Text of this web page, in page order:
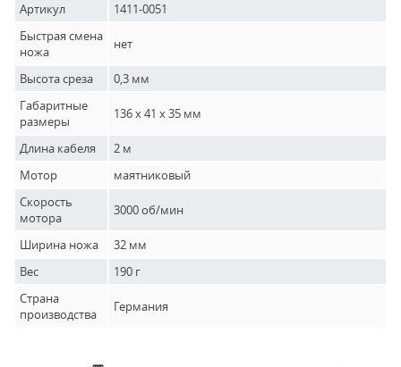
Артикул
1411-0051
Быстрая смена
ножа
нет
Высота среза
0,3 мм
Габаритные
размеры
136 x 41 x 35 мм
Длина кабеля
2 м
Мотор
маятниковый
Скорость
мотора
3000 об/мин
Ширина ножа
32 мм
Вес
190 г
Страна
производства
Германия